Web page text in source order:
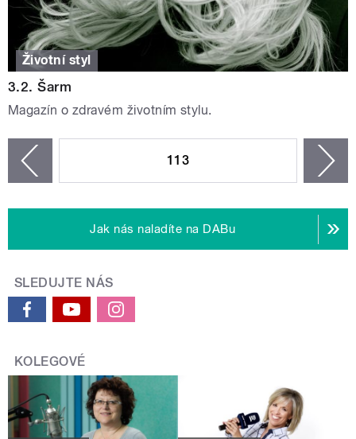
Životní styl
3.2. Šarm
Magazín o zdravém životním stylu.
113
Jak nás naladíte na DABu
SLEDUJTE NÁS
KOLEGOVÉ